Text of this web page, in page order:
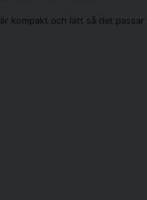
kompakt och lätt så det